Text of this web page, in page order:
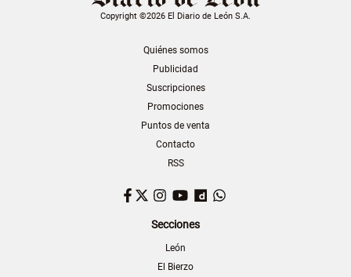
Copyright ©2026 El Diario de León S.A.
Quiénes somos
Publicidad
Suscripciones
Promociones
Puntos de venta
Contacto
RSS
Facebook
TwitterInstagram
YouTubeDailymotion
Secciones
León
El Bierzo